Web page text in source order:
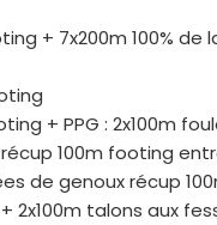
+ 7x200m 100% de
+ PPG : 2x100m
100m footing
de genoux récup
2x100m talons aux